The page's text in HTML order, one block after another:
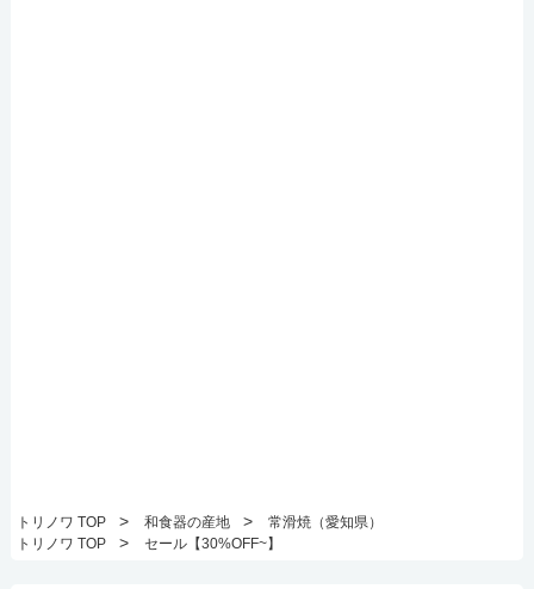
トリノワ TOP > 和食器の産地 >
常滑焼（愛知県）
トリノワ TOP
> セール【30%OFF~】